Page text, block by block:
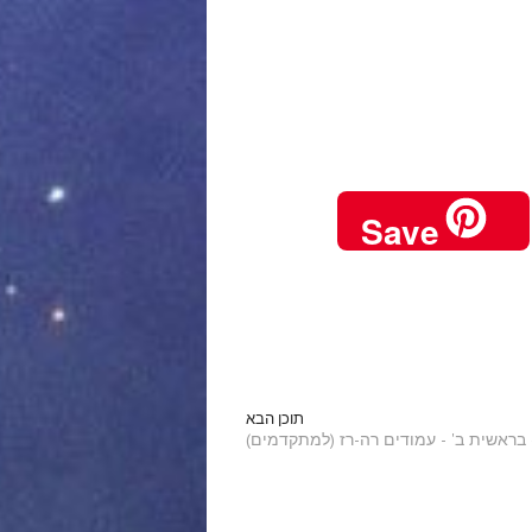
Save
תוכן הבא
בראשית ב' - עמודים רה-רז (למתקדמים)